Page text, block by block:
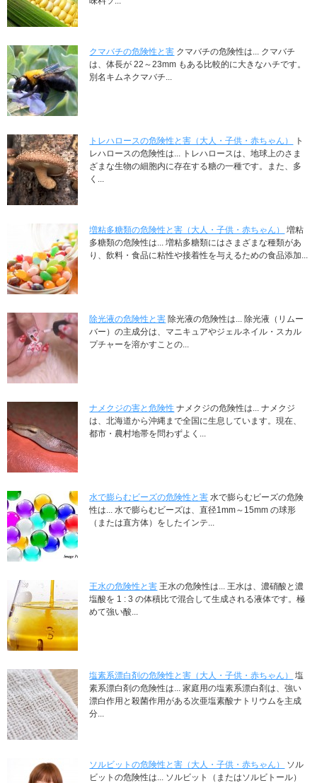
クマバチの危険性と害 クマバチの危険性は... クマバチ
は、体長が 22～23mm もある比較的に大きなハチです。
別名キムネクマバチ...
トレハロースの危険性と害（大人・子供・赤ちゃん）
ト
レハロースの危険性は... トレハロースは、地球上のさま
ざまな生物の細胞内に存在する糖の一種です。また、多
く...
増粘多糖類の危険性と害（大人・子供・赤ちゃん）
増粘
多糖類の危険性は... 増粘多糖類にはさまざまな種類があ
り、飲料・食品に粘性や接着性を与えるための食品添加...
除光液の危険性と害 除光液の危険性は... 除光液（リムー
バー）の主成分は、マニキュアやジェルネイル・スカル
プチャーを溶かすことの...
ナメクジの害と危険性 ナメクジの危険性は... ナメクジ
は、北海道から沖縄まで全国に生息しています。現在、
都市・農村地帯を問わずよく...
水で膨らむビーズの危険性と害 水で膨らむビーズの危険
性は... 水で膨らむビーズは、直径1mm～15mm の球形
（または直方体）をしたインテ...
王水の危険性と害 王水の危険性は... 王水は、濃硝酸と濃
塩酸を 1 : 3 の体積比で混合して生成される液体です。極
めて強い酸...
塩素系漂白剤の危険性と害（大人・子供・赤ちゃん）
塩
素系漂白剤の危険性は... 家庭用の塩素系漂白剤は、強い
漂白作用と殺菌作用がある次亜塩素酸ナトリウムを主成
分...
ソルビットの危険性と害（大人・子供・赤ちゃん）
ソル
ビットの危険性は... ソルビット（またはソルビトール）